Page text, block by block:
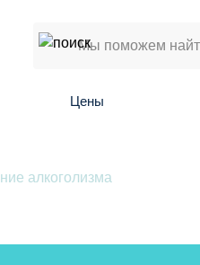
Цены
алкоголизма